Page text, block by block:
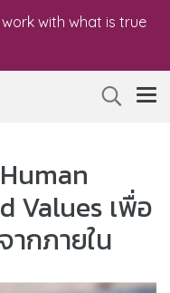
with what is true
Values เพื่อ
ากภายใน